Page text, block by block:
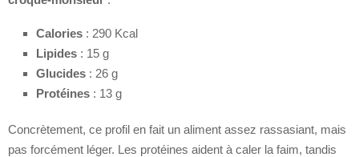
Calories : 290 Kcal
Lipides : 15 g
Glucides : 26 g
Protéines : 13 g
Concrètement, ce profil en fait un aliment assez rassasiant, mais
pas forcément léger. Les protéines aident à caler la faim, tandis